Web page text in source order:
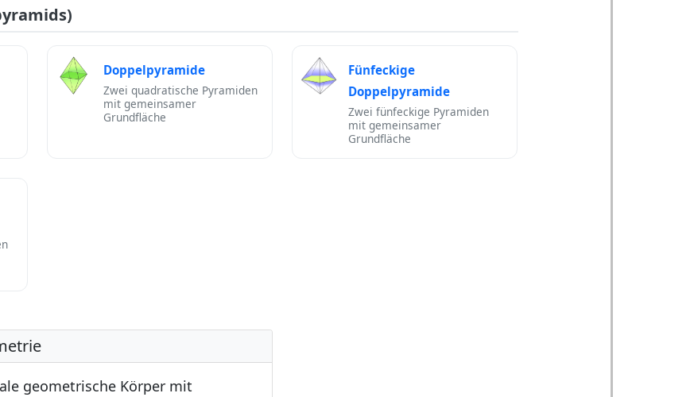
Doppelpyramide
Zwei quadratische Pyramiden
mit gemeinsamer
Grundfläche
Fünfeckige
Doppelpyramide
Zwei fünfeckige Pyramiden
mit gemeinsamer
Grundfläche
geometrische Körper mit